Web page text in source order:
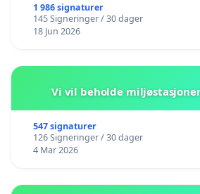
1 986 signaturer
145 Signeringer / 30 dager
18 Jun 2026
Vi vil beholde
547 signaturer
126 Signeringer / 30 dager
4 Mar 2026